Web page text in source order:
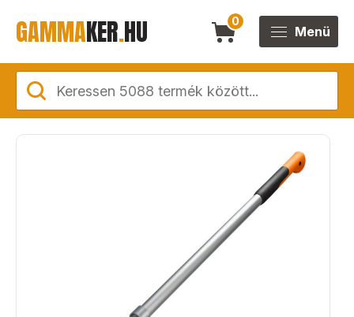
GAMMAKER.HU 0
Menü